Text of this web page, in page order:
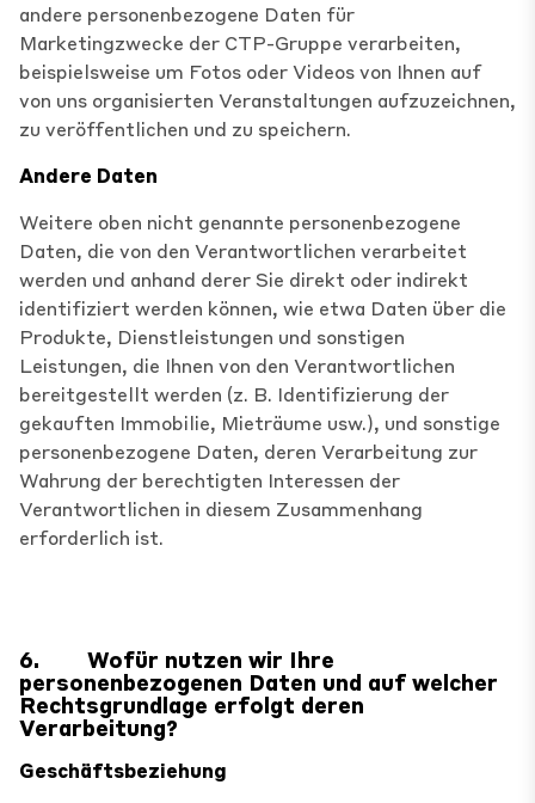
andere personenbezogene Daten für
Marketingzwecke der CTP-Gruppe verarbeiten,
beispielsweise um Fotos oder Videos von Ihnen auf
von uns organisierten Veranstaltungen aufzuzeichnen,
zu veröffentlichen und zu speichern.
Andere Daten
Weitere oben nicht genannte personenbezogene
Daten, die von den Verantwortlichen verarbeitet
werden und anhand derer Sie direkt oder indirekt
identifiziert werden können, wie etwa Daten über die
Produkte, Dienstleistungen und sonstigen
Leistungen, die Ihnen von den Verantwortlichen
bereitgestellt werden (z. B. Identifizierung der
gekauften Immobilie, Mieträume usw.), und sonstige
personenbezogene Daten, deren Verarbeitung zur
Wahrung der berechtigten Interessen der
Verantwortlichen in diesem Zusammenhang
erforderlich ist.
6. Wofür nutzen wir Ihre
personenbezogenen Daten und auf welcher
Rechtsgrundlage erfolgt deren
Verarbeitung?
Geschäftsbeziehung